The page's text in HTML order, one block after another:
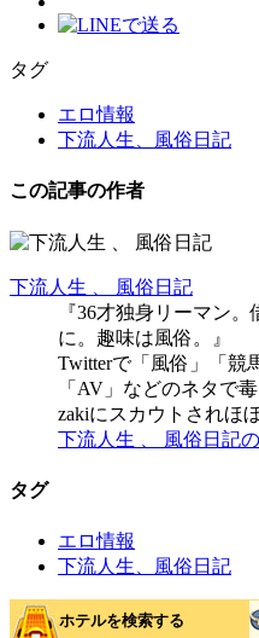
タグ
エロ情報
下流人生、風俗日記
この記事の作者
下流人生 、 風俗日記
『36才独身リーマン
に。趣味は風俗。』
Twitterで「風俗」「競
「AV」などのネタで
zakiにスカウトされほ
下流人生 、 風俗日記
タグ
エロ情報
下流人生、風俗日記